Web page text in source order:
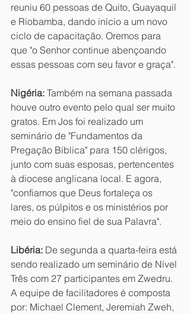
reuniu 60 pessoas de Quito, Guayaquil
e Riobamba, dando início a um novo
ciclo de capacitação. Oremos para
que "o Senhor continue abençoando
essas pessoas com seu favor e graça".
Nigéria: Também na semana passada
houve outro evento pelo qual ser muito
gratos. Em Jos foi realizado um
seminário de "Fundamentos da
Pregação Bíblica" para 150 clérigos,
junto com suas esposas, pertencentes
à diocese anglicana local. E agora,
"confiamos que Deus fortaleça os
lares, os púlpitos e os ministérios por
meio do ensino fiel de sua Palavra".
Libéria: De segunda a quarta-feira está
sendo realizado um seminário de Nível
Três com 27 participantes em Zwedru.
A equipe de facilitadores é composta
por: Michael Clement, Jeremiah Zweh,